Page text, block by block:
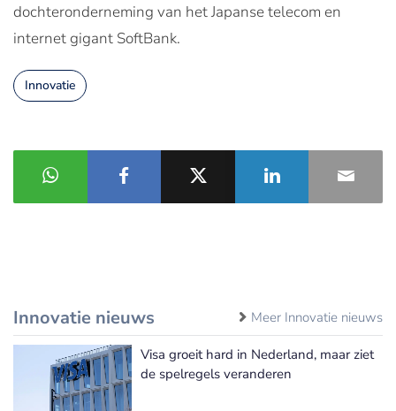
dochteronderneming van het Japanse telecom en
internet gigant SoftBank.
Innovatie
Innovatie nieuws Meer Innovatie nieuws
Visa groeit hard in Nederland, maar ziet
de spelregels veranderen